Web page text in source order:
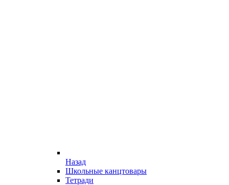
Назад
Школьные канцтовары
Тетради